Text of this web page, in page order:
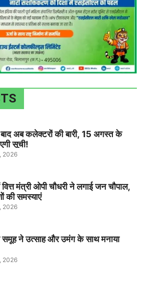
अब कलेक्टरों की बारी, 15 अगस्त के
सूची!
2026
मंत्री ओपी चौधरी ने लगाई जन चौपाल,
की समस्याएं
2026
समूह ने उत्साह और उमंग के साथ मनाया
2026